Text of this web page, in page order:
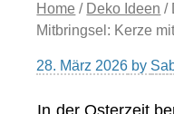
Home / Deko Ideen /
Mitbringsel: Kerze
28. März 2026 by